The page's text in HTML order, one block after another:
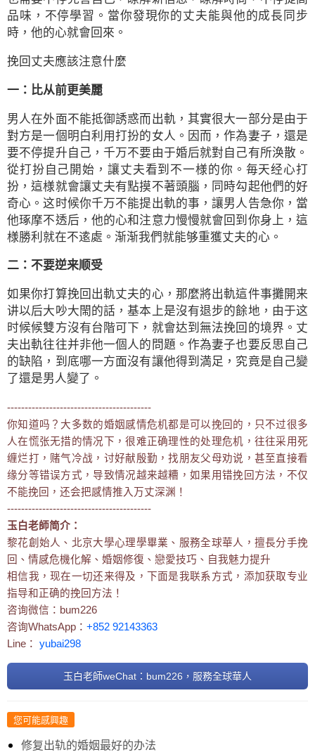
品味，不停學習。當你發現你的丈夫能與他的成長同步
時，他的心就會回來。
挽回丈夫應該注意什麼
一：比从前更美麗
男人在外面不能抵御誘惑而出軌，其實很大一部分是由于
對方是一個明白利用打扮的女人。因而，作為妻子，還是
要不停提升自己，千万不要由于婚后就對自己有所涣散。
從打扮自己開始，讓丈夫看到不一様的你。毎天经心打
扮，這様就會讓丈夫有點摸不著頭腦，同時勾起他們的好
奇心。这时候你千万不能提出軌的事，讓男人告急你，當
他琢摩不透后，他的心和注意力慢慢就會回到你身上，這
様勝利就在不逺處。渐渐我們就能够重獲丈夫的心。
二：不要逆来顺受
如果你打算挽回出軌丈夫的心，那麼將出軌這件事攤開来
讲以后大吵大閙的話，基本上是沒有退步的餘地，由于这
时候候雙方沒有台階可下，就會达到無法挽回的境界。丈
夫出軌往往并非他一個人的問題。作為妻子也要反思自己
的缺陷，到底哪一方面沒有讓他得到満足，究竟是自己變
了還是男人變了。
-----------------------------------------
你知道吗？大多数的婚姻感情危机都是可以挽回的，只不过很多
人在慌张无措的情况下，很难正确理性的处理危机，往往采用死
缠烂打，赌气冷战，讨好献殷勤，找朋友父母劝说，甚至直接看
缘分等错误方式，导致情况越来越糟，如果用错挽回方法，不仅
不能挽回，还会把感情推入万丈深渊！
-----------------------------------------
玉白老師简介：
黎花創始人、北京大學心理學畢業、服務全球華人，擅長分手挽
回、情感危機化解、婚姻修復、戀愛技巧、自我魅力提升
相信我，现在一切还来得及，下面是我联系方式，添加获取专业
指导和正确的挽回方法！
咨询微信：bum226
咨询WhatsApp： +852 92143363
Line： yubai298
玉白老師weChat：bum226，服務全球華人
您可能感興趣
修复出轨的婚姻最好的办法